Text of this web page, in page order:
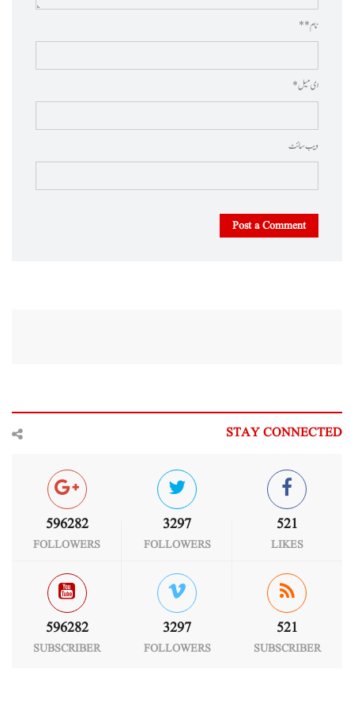
نام * *
ای میل *
ویب‌ سائٹ
Post a Comment
STAY CONNECTED
521
LIKES
3297
FOLLOWERS
596282
FOLLOWERS
521
SUBSCRIBER
3297
FOLLOWERS
596282
SUBSCRIBER